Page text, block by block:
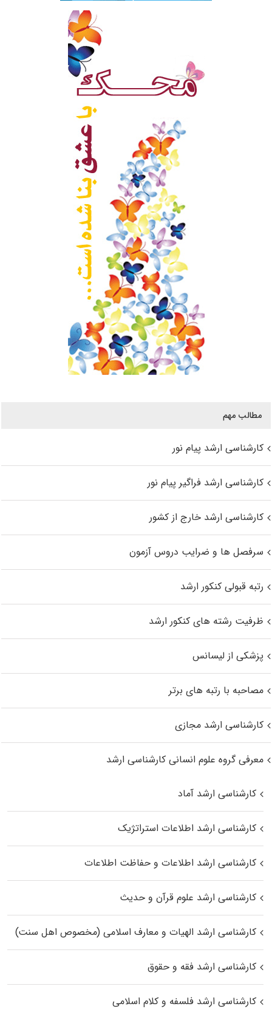
مطالب مهم
کارشناسی ارشد پیام نور
کارشناسی ارشد فراگیر پیام نور
کارشناسی ارشد خارج از کشور
سرفصل ها و ضرایب دروس آزمون
رتبه قبولی کنکور ارشد
ظرفیت رشته های کنکور ارشد
پزشکی از لیسانس
مصاحبه با رتبه های برتر
کارشناسی ارشد مجازی
معرفی گروه علوم انسانی کارشناسی ارشد
کارشناسی ارشد آماد
کارشناسی ارشد اطلاعات استراتژیک
کارشناسی ارشد اطلاعات و حفاظت اطلاعات
کارشناسی ارشد علوم قرآن و حدیث
کارشناسی ارشد الهیات و معارف اسلامی (مخصوص اهل سنت)
کارشناسی ارشد فقه و حقوق
کارشناسی ارشد فلسفه و کلام اسلامی